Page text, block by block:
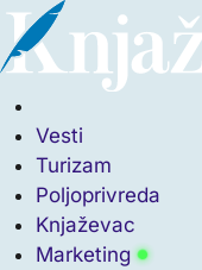
Vesti
Turizam
Poljoprivreda
Knjaževac
Marketing